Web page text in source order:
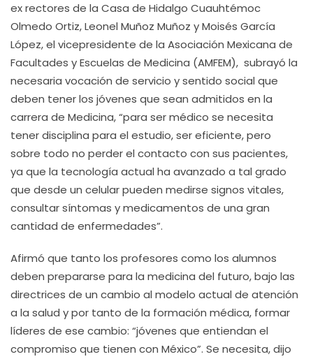
ex rectores de la Casa de Hidalgo Cuauhtémoc
Olmedo Ortiz, Leonel Muñoz Muñoz y Moisés García
López, el vicepresidente de la Asociación Mexicana de
Facultades y Escuelas de Medicina (AMFEM), subrayó la
necesaria vocación de servicio y sentido social que
deben tener los jóvenes que sean admitidos en la
carrera de Medicina, “para ser médico se necesita
tener disciplina para el estudio, ser eficiente, pero
sobre todo no perder el contacto con sus pacientes,
ya que la tecnología actual ha avanzado a tal grado
que desde un celular pueden medirse signos vitales,
consultar síntomas y medicamentos de una gran
cantidad de enfermedades”.
Afirmó que tanto los profesores como los alumnos
deben prepararse para la medicina del futuro, bajo las
directrices de un cambio al modelo actual de atención
a la salud y por tanto de la formación médica, formar
líderes de ese cambio: “jóvenes que entiendan el
compromiso que tienen con México”. Se necesita, dijo